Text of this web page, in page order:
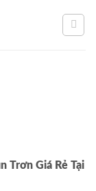
Trơn Giá Rẻ Tại